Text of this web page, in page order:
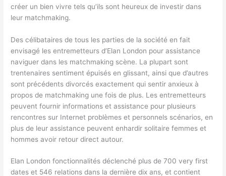
créer un bien vivre tels qu’ils sont heureux de investir dans
leur matchmaking.
Des célibataires de tous les parties de la société en fait
envisagé les entremetteurs d’Elan London pour assistance
naviguer dans les matchmaking scène. La plupart sont
trentenaires sentiment épuisés en glissant, ainsi que d’autres
sont précédents divorcés exactement qui sentir anxieux à
propos de matchmaking une fois de plus. Les entremetteurs
peuvent fournir informations et assistance pour plusieurs
rencontres sur Internet problèmes et personnels scénarios, en
plus de leur assistance peuvent enhardir solitaire femmes et
hommes avoir retour direct autour.
Elan London fonctionnalités déclenché plus de 700 very first
dates et 546 relations dans la dernière dix ans, et contient